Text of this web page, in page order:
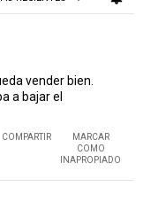
vender bien.
a bajar el
COMPARTIR
MARCAR
COMO
INAPROPIADO